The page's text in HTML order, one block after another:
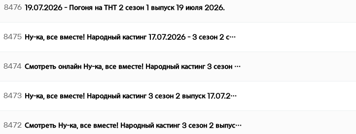
8476 19.07.2026 - Погоня на ТНТ 2 сезон 1 выпуск 19 июля 2026.
8475 Ну-ка, все вместе! Народный кастинг 17.07.2026 - 3 сезон 2 с…
8474 Смотреть онлайн Ну-ка, все вместе! Народный кастинг 3 сезон …
8473 Ну-ка, все вместе! Народный кастинг 3 сезон 2 выпуск 17.07.2…
8472 Смотреть Ну-ка, все вместе! Народный кастинг 3 сезон 2 выпус…